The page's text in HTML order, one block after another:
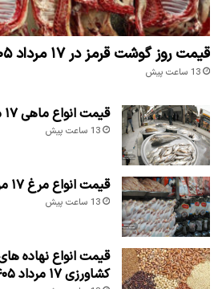
قیمت روز گوشت قرمز در ۱۷ مرداد ۱۴۰۵
13 ساعت پیش
قیمت انواع ماهی ۱۷ مرداد ۱۴۰۵
13 ساعت پیش
قیمت انواع مرغ ۱۷ مرداد ۱۴۰۵
13 ساعت پیش
قیمت انواع نهاده
کشاورزی ۱۷ مرداد ۱۴۰۵